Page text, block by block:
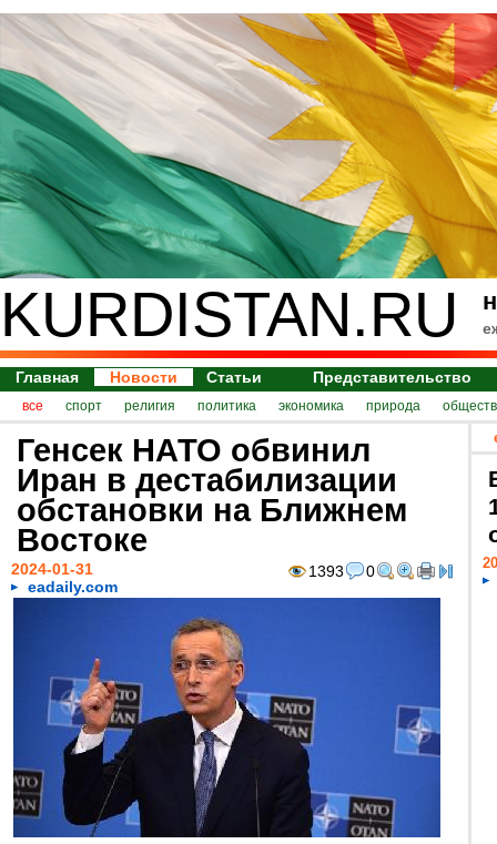
KURDISTAN.RU
Главная Новости Статьи Представительство
все спорт религия политика экономика природа
Генсек НАТО обвинил
Иран в дестабилизации
обстановки на Ближнем
Востоке
1393 0
2024-01-31
eadaily.com